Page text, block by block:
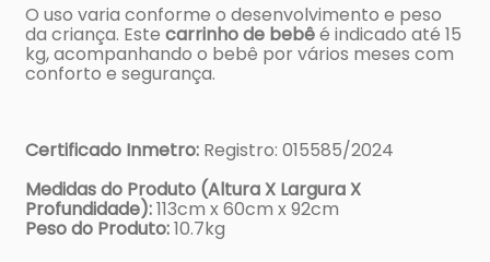
O uso varia conforme o desenvolvimento e peso
da criança. Este carrinho de bebêé indicado até 15
kg, acompanhando o bebê por vários meses com
conforto e segurança.
Certificado Inmetro: Registro: 015585/2024
Medidas do Produto (Altura X Largura X
Profundidade):113cm x 60cm x 92cm
Peso do Produto:10.7kg